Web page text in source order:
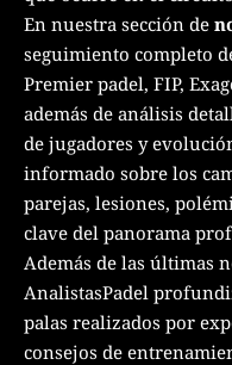
En nuestra sección de
seguimiento completo
Premier padel, FIP,
además de análisis
de jugadores y
informado sobre los
parejas, lesiones,
clave del panorama
Además de las últimas
AnalistasPadel
palas realizados por
consejos de